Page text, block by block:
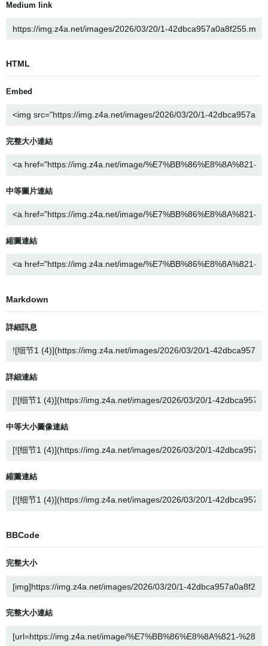
Medium link
HTML
Embed
完整大小連結
中等圖片連結
縮圖連結
Markdown
詳細訊息
詳細連結
中等大小圖像連結
縮圖連結
BBCode
完整大小
完整大小連結